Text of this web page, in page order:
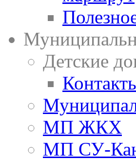
Детские
МП ЖКХ
МП СУ-